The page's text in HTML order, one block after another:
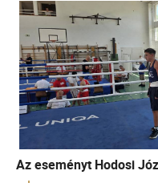
Az eseményt Hodosi